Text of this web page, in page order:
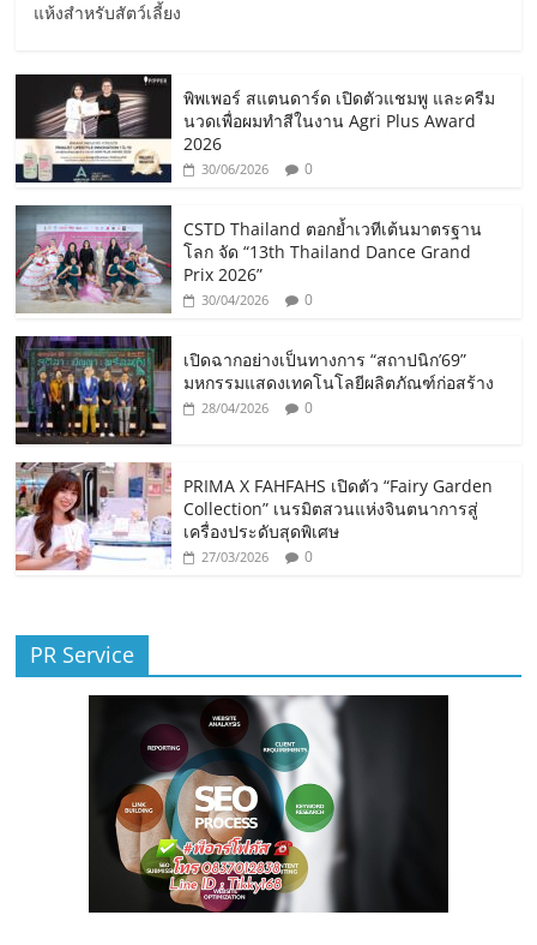
แห้งสำหรับสัตว์เลี้ยง
พิพเพอร์ สแตนดาร์ด เปิดตัวแชมพู และครีม
นวดเพื่อผมทำสีในงาน Agri Plus Award
2026
30/06/2026 0
CSTD Thailand ตอกย้ำเวทีเต้นมาตรฐาน
โลก จัด “13th Thailand Dance Grand
Prix 2026”
30/04/2026 0
เปิดฉากอย่างเป็นทางการ “สถาปนิก’69”
มหกรรมแสดงเทคโนโลยีผลิตภัณฑ์ก่อสร้าง
28/04/2026 0
PRIMA X FAHFAHS เปิดตัว “Fairy Garden
Collection” เนรมิตสวนแห่งจินตนาการสู่
เครื่องประดับสุดพิเศษ
27/03/2026 0
PR Service